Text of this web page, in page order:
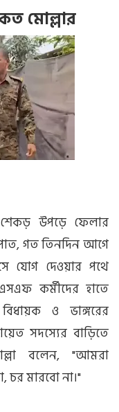
মোল্লার
উপড়ে ফেলার
গত তিনদিন আগে
যোগ দেওয়ার পথে
কর্মীদের হাতে
ও ভাঙ্গরের
সদস্যের বাড়িতে
বলেন, "আমরা
চর মারবো না।"